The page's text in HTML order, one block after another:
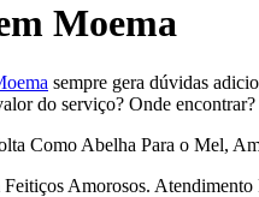
Moema
sempre gera dúvidas
do serviço? Onde
Como Abelha Para o Mel,
Amorosos. Atendimento